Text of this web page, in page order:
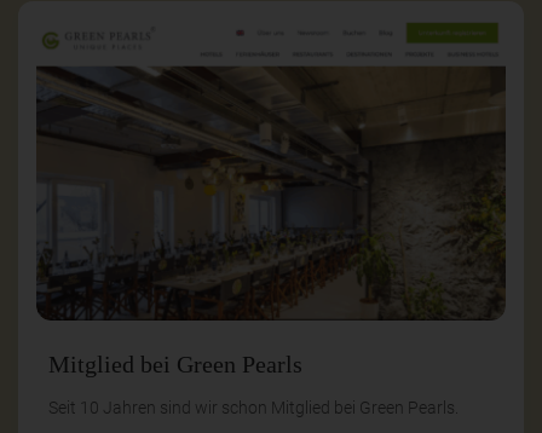
Mitglied bei Green Pearls
Seit 10 Jahren sind wir schon Mitglied bei Green Pearls.